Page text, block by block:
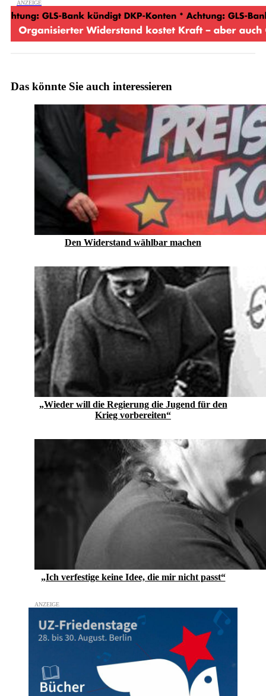
Das könnte Sie auch interessieren
Den Widerstand wählbar machen
„Wieder will die Regierung die Jugend für den
Krieg vorbereiten“
„Ich verfestige keine Idee, die mir nicht passt“